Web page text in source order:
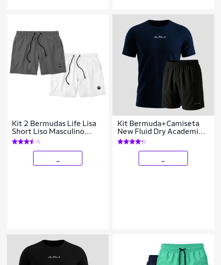
Kit 2 Bermudas Life Lisa
Short Liso Masculino
Básico Mauricinho Tactel
- Cinza+Branco
Kit Bermuda+Camiseta
New Fluid Dry Academia
Alpha